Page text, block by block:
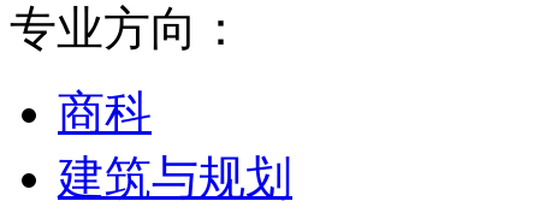
专业方向：
商科
建筑与规划